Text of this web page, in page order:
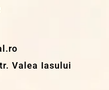
Valea Iasului